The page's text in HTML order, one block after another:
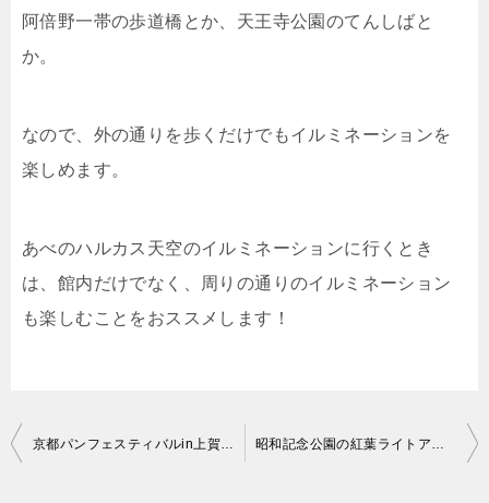
阿倍野一帯の歩道橋とか、天王寺公園のてんしばと
か。
なので、外の通りを歩くだけでもイルミネーションを
楽しめます。
あべのハルカス天空のイルミネーションに行くとき
は、館内だけでなく、周りの通りのイルミネーション
も楽しむことをおススメします！
投
京都パンフェスティバルin上賀茂神社2022の交通アクセスは？混雑状況についてもまとめました 昭和記念公園の紅葉ライトアップの期間はいつからいつまで？チケットはどうやって買うの？